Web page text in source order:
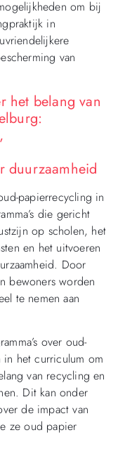
om bij
in
van
het belang van
duurzaamheid
papierrecycling in
die gericht
op scholen, het
en het uitvoeren
Door
bewoners worden
te nemen aan
over oud-
het curriculum om
van recycling en
Dit kan onder
de impact van
ze oud papier